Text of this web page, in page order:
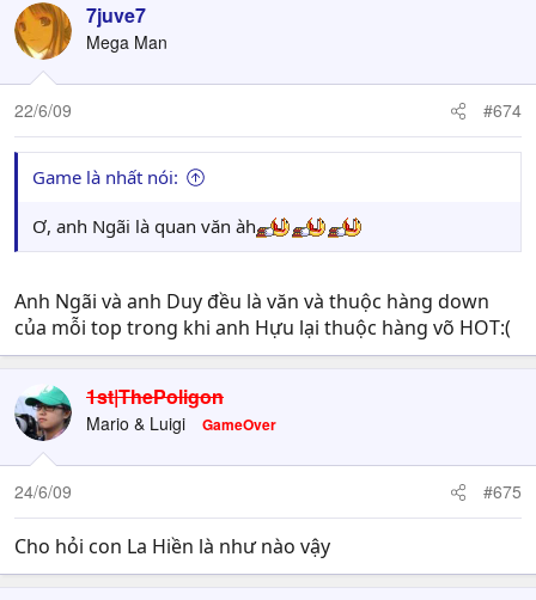
7juve7
Mega Man
22/6/09 #674
Game là nhất nói:
Ơ, anh Ngãi là quan văn àh
Anh Ngãi và anh Duy đều là văn và thuộc hàng down
của mỗi top trong khi anh Hựu lại thuộc hàng võ HOT:(
1st|ThePoligon
Mario & Luigi GameOver
24/6/09 #675
Cho hỏi con La Hiền là như nào vậy